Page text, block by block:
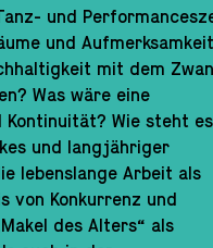
und
und Aufmerksamkeit
mit dem
Was wäre eine
Wie steht es
und langjähriger
lebenslange Arbeit als
von Konkurrenz und
des Alters“ als